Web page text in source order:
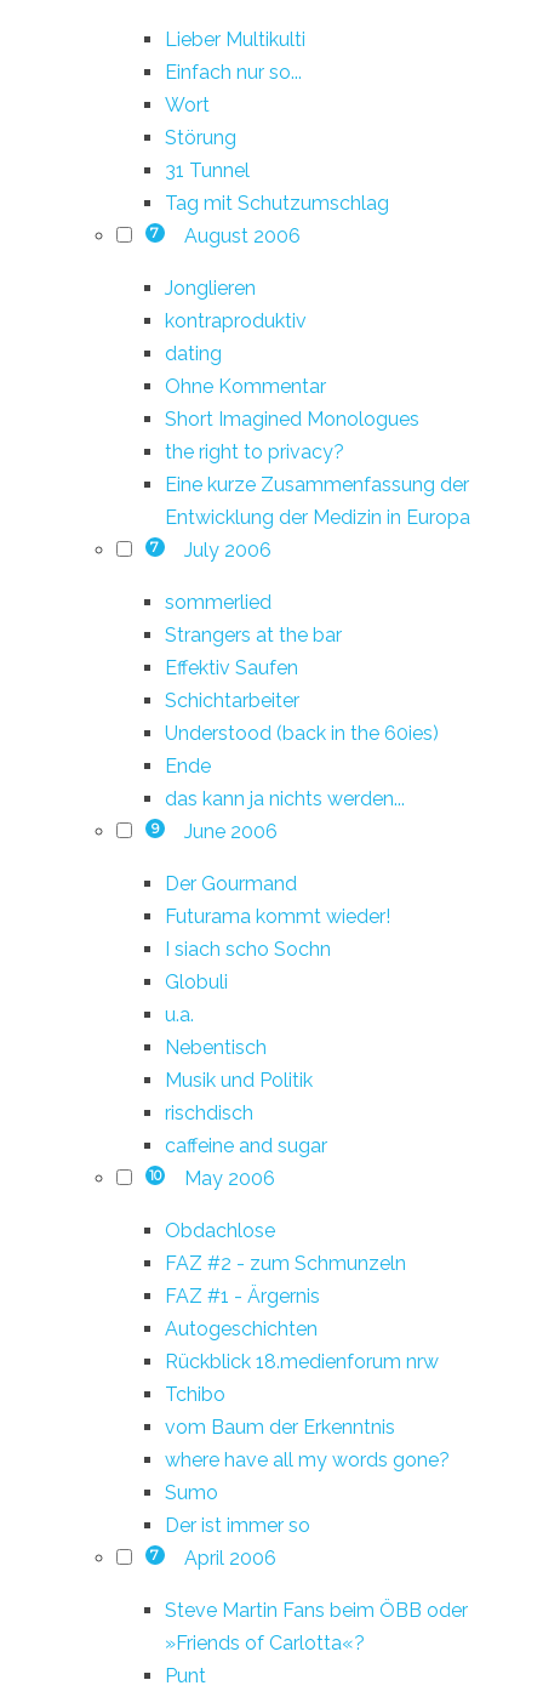
Lieber Multikulti
Einfach nur so...
Wort
Störung
31 Tunnel
Tag mit Schutzumschlag
7 August 2006
Jonglieren
kontraproduktiv
dating
Ohne Kommentar
Short Imagined Monologues
the right to privacy?
Eine kurze Zusammenfassung der
Entwicklung der Medizin in Europa
7 July 2006
sommerlied
Strangers at the bar
Effektiv Saufen
Schichtarbeiter
Understood (back in the 60ies)
Ende
das kann ja nichts werden...
9 June 2006
Der Gourmand
Futurama kommt wieder!
I siach scho Sochn
Globuli
u.a.
Nebentisch
Musik und Politik
rischdisch
caffeine and sugar
10 May 2006
Obdachlose
FAZ #2 - zum Schmunzeln
FAZ #1 - Ärgernis
Autogeschichten
Rückblick 18.medienforum nrw
Tchibo
vom Baum der Erkenntnis
where have all my words gone?
Sumo
Der ist immer so
7 April 2006
Steve Martin Fans beim ÖBB oder
»Friends of Carlotta«?
Punt